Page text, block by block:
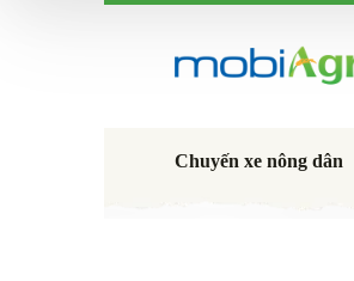
Chuyến xe nông dân